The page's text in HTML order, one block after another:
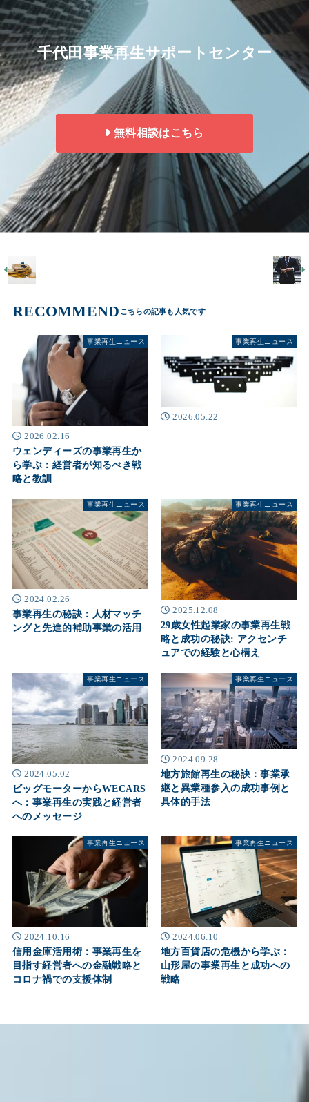
千代田事業再生サポートセンター
無料相談はこちら
RECOMMEND
事業再生ニュース
2026.02.16
ウェンディーズの事業再生か
ら学ぶ：経営者が知るべき戦
略と教訓
事業再生ニュース
2026.05.22
事業再生ニュース
2024.02.26
事業再生の秘訣：人材マッチ
ングと先進的補助事業の活用
事業再生ニュース
2025.12.08
29歳女性起業家の事業再生戦
略と成功の秘訣: アクセンチ
ュアでの経験と心構え
事業再生ニュース
2024.05.02
ビッグモーターからWECARS
へ：事業再生の実践と経営者
へのメッセージ
事業再生ニュース
2024.09.28
地方旅館再生の秘訣：事業承
継と異業種参入の成功事例と
具体的手法
事業再生ニュース
2024.10.16
信用金庫活用術：事業再生を
目指す経営者への金融戦略と
コロナ禍での支援体制
事業再生ニュース
2024.06.10
地方百貨店の危機から学ぶ：
山形屋の事業再生と成功への
戦略